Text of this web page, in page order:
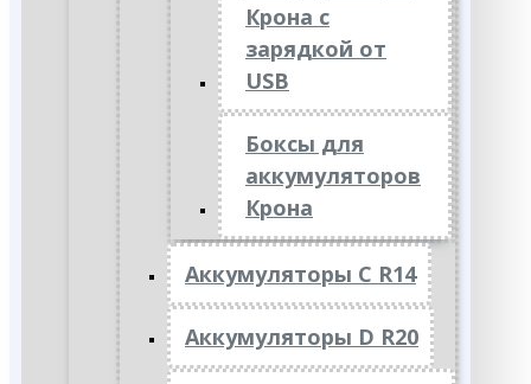
Крона с
зарядкой от
USB
Боксы для
аккумуляторов
Крона
Аккумуляторы C R14
Аккумуляторы D R20